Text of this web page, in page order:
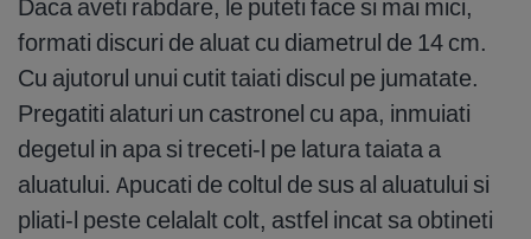
Daca aveti rabdare, le puteti face si mai mici,
formati discuri de aluat cu diametrul de 14 cm.
Cu ajutorul unui cutit taiati discul pe jumatate.
Pregatiti alaturi un castronel cu apa, inmuiati
degetul in apa si treceti-l pe latura taiata a
aluatului. Apucati de coltul de sus al aluatului si
pliati-l peste celalalt colt, astfel incat sa obtineti